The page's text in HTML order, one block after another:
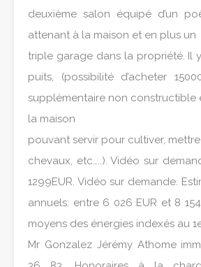
deuxième salon équipé d’un
attenant à la maison et en plus un
triple garage dans la propriété. Il
puits, (possibilité d’acheter
supplémentaire non constructible
la maison
pouvant servir pour cultiver,
chevaux, etc…..). Vidéo sur
1299EUR. Vidéo sur demande.
annuels: entre 6 026 EUR et 8
moyens des énergies indexés au
Mr Gonzalez Jérémy Athome